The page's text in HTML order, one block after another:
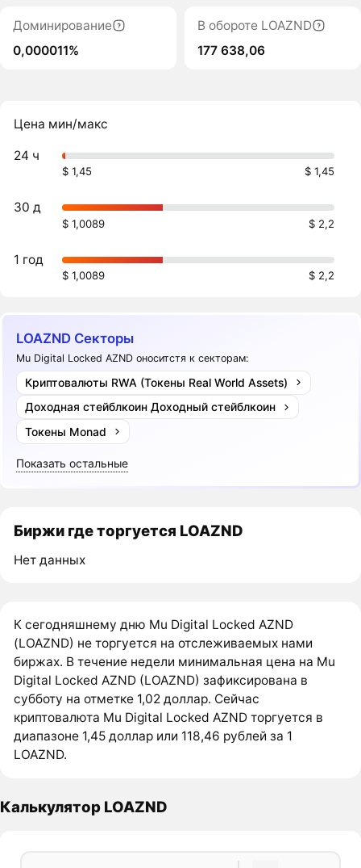
Доминирование
0,000011%
В обороте LOAZND
177 638,06
Цена мин/макс
24 ч
$ 1,45 $ 1,45
30 д
$ 1,0089 $ 2,2
1 год
$ 1,0089 $ 2,2
LOAZND Секторы
Mu Digital Locked AZND оноситстя к секторам:
Криптовалюты RWA (Токены Real World Assets)
Доходная стейблкоин Доходный стейблкоин
Токены Monad
Показать остальные
Биржи где торгуется LOAZND
Нет данных
К сегодняшнему дню Mu Digital Locked AZND
(LOAZND) не торгуется на отслеживаемых нами
биржах. В течение недели минимальная цена на Mu
Digital Locked AZND (LOAZND) зафиксирована в
субботу на отметке 1,02 доллар. Сейчас
криптовалюта Mu Digital Locked AZND торгуется в
диапазоне 1,45 доллар или 118,46 рублей за 1
LOAZND.
Калькулятор LOAZND